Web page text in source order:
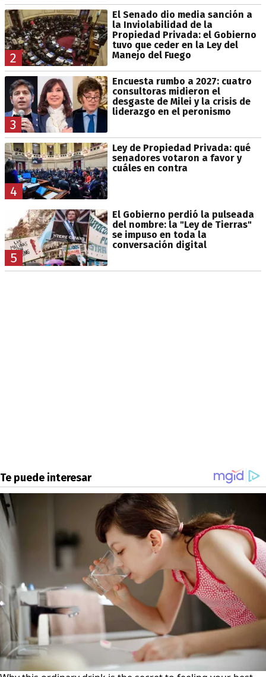
2
El Senado dio media sanción a
la Inviolabilidad de la
Propiedad Privada: el Gobierno
tuvo que ceder en la Ley del
Manejo del Fuego
3
Encuesta rumbo a 2027: cuatro
consultoras midieron el
desgaste de Milei y la crisis de
liderazgo en el peronismo
4
Ley de Propiedad Privada: qué
senadores votaron a favor y
cuáles en contra
5
El Gobierno perdió la pulseada
del nombre: la "Ley de Tierras"
se impuso en toda la
conversación digital